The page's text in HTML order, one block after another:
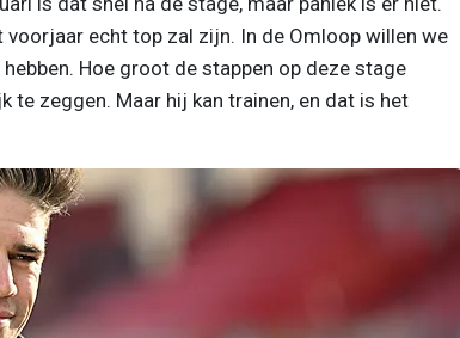
voorjaar echt top zal zijn. In de Omloop willen we
Hoe groot de stappen op deze stage
te zeggen. Maar hij kan trainen, en dat is het